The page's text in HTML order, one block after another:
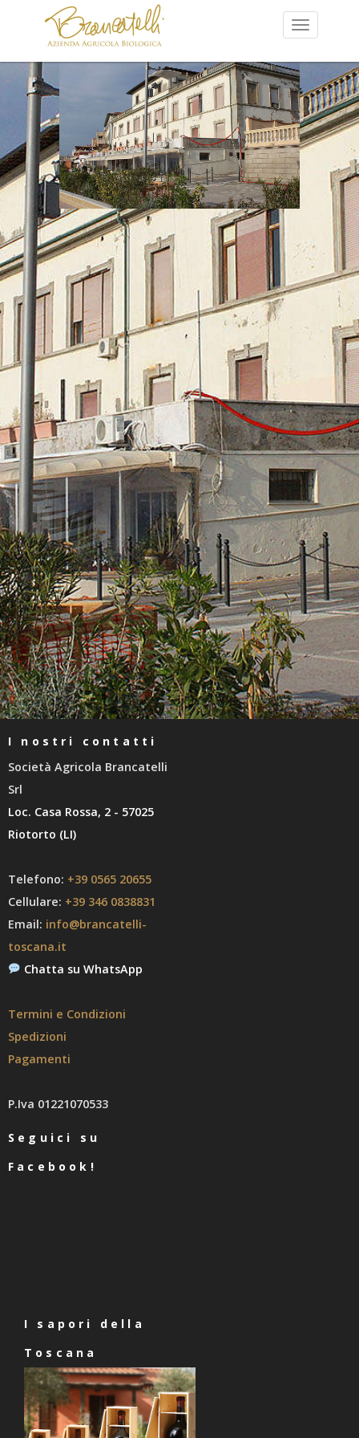
I nostri contatti
Società Agricola Brancatelli
Srl
Loc. Casa Rossa, 2 - 57025
Riotorto (LI)
Telefono: +39 0565 20655
Cellulare: +39 346 0838831
Email: info@brancatelli-
toscana.it
Chatta su WhatsApp
Termini e Condizioni
Spedizioni
Pagamenti
P.Iva 01221070533
Seguici su
Facebook!
I sapori della
Toscana